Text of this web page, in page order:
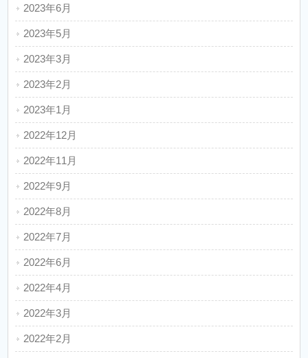
2023年6月
2023年5月
2023年3月
2023年2月
2023年1月
2022年12月
2022年11月
2022年9月
2022年8月
2022年7月
2022年6月
2022年4月
2022年3月
2022年2月